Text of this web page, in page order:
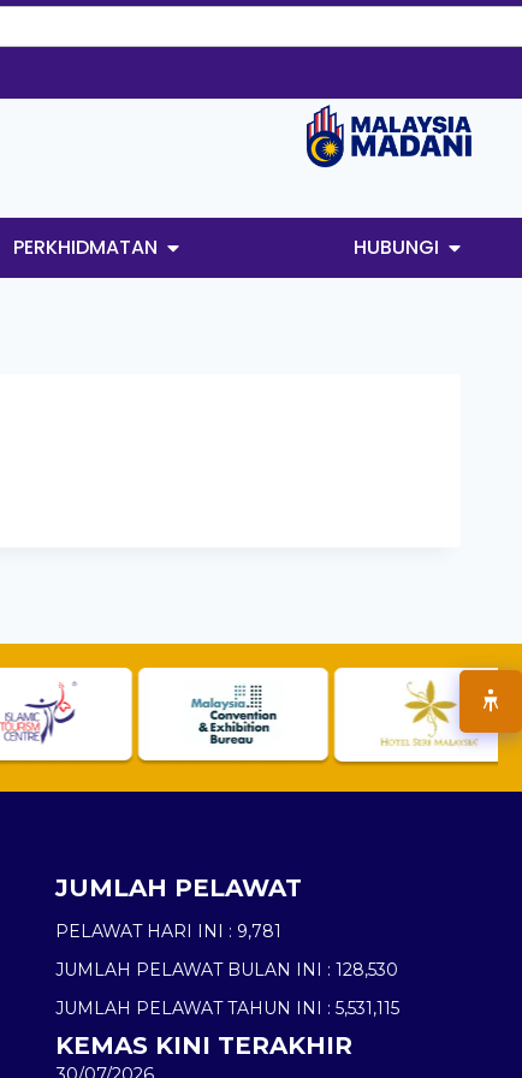
PERKHIDMATAN HUBUNGI
JUMLAH PELAWAT
PELAWAT HARI INI : 9,781
JUMLAH PELAWAT BULAN INI : 128,530
JUMLAH PELAWAT TAHUN INI : 5,531,115
KEMAS KINI TERAKHIR